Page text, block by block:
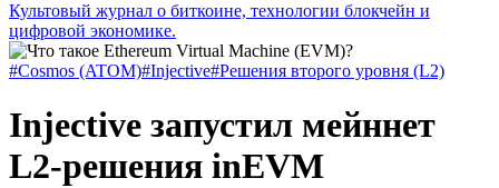
Культовый журнал о биткоине, технологии блокчейн и
цифровой экономике.
#Cosmos (ATOM)#Injective#Решения второго уровня (L2)
Injective запустил мейннет
L2-решения inEVM